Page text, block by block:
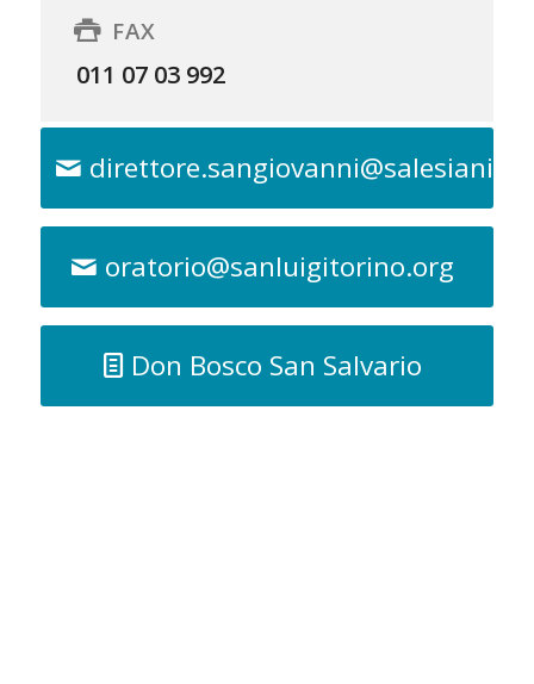
FAX
011 07 03 992
oratorio@sanluigitorino.org
Don Bosco San Salvario